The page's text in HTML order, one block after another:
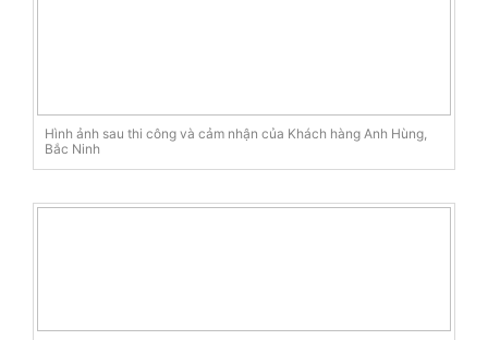
Hình ảnh sau thi công và cảm nhận của Khách hàng Anh Hùng,
Bắc Ninh